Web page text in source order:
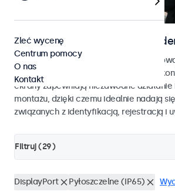
Ekrany do kontroli dostępu i
Monitory i ekrany dotykowe
pracy i płynnej integracji z systemami
ekrany zapewniają niezawodne
montażu, dzięki czemu idealnie nadają
związanych z identyfikacją, rejestracją i
Filtruj (29)
DisplayPort Pyłoszczelne (IP65)
Zleć wycenę
Centrum pomocy
O nas
Kontakt